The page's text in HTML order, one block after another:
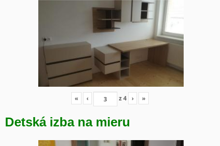
« ‹ z4 › »
Detská izba na mieru